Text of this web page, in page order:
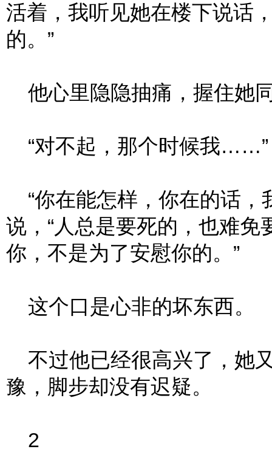
活着，我听见她在楼下说话
的。”
他心里隐隐抽痛，握住她
“对不起，那个时候我……”
“你在能怎样，你在的话，
说，“人总是要死的，也难
你，不是为了安慰你的。”
这个口是心非的坏东西。
不过他已经很高兴了，她
豫，脚步却没有迟疑。
2